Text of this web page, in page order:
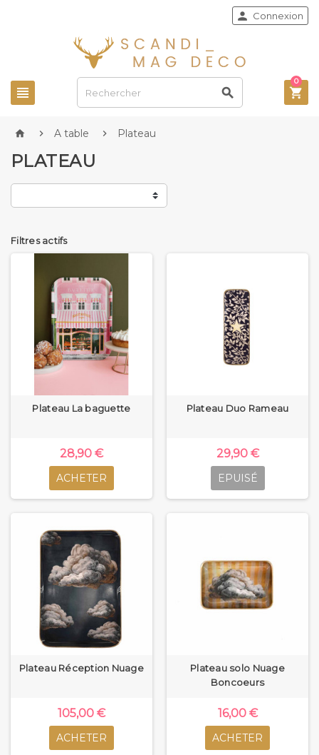
 
 Connexion

0
  A table  Plateau
PLATEAU
Filtres actifs
Plateau La baguette
28,90 €
ACHETER
Plateau Duo Rameau
29,90 €
EPUISÉ
Plateau Réception Nuage
105,00 €
ACHETER
Plateau solo Nuage
Boncoeurs
16,00 €
ACHETER